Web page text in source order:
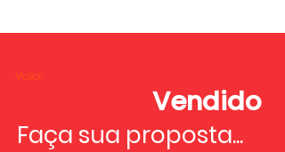
Valor
Vendido
Faça sua proposta...